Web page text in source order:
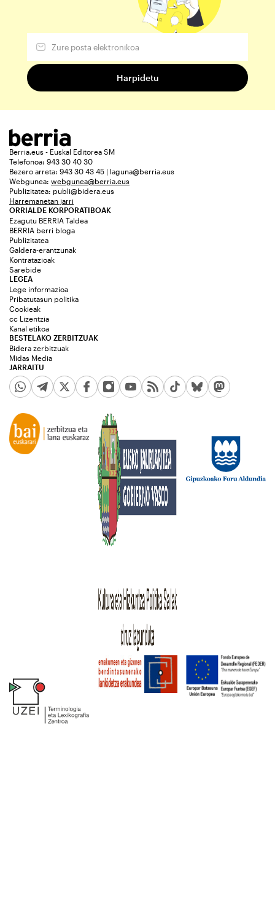
Berria.eus - Euskal Editorea SM
Telefonoa: 943 30 40 30
Bezero arreta: 943 30 43 45 | laguna@berria.eus
Webgunea: webgunea@berria.eus
Publizitatea: publi@bidera.eus
Harremanetan jarri
ORRIALDE KORPORATIBOAK
Ezagutu BERRIA Taldea
BERRIA berri bloga
Publizitatea
Galdera-erantzunak
Kontratazioak
Sarebide
JARRAITU
LEGEA
Lege informazioa
Pribatutasun politika
Cookieak
cc Lizentzia
Kanal etikoa
BESTELAKO ZERBITZUAK
Bidera zerbitzuak
Midas Media